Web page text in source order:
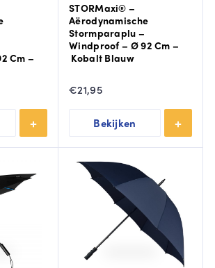
Cm –
STORMaxi® –
Aërodynamische
Stormparaplu –
Windproof – Ø 92 Cm –
Kobalt Blauw
€21,95
Bekijken